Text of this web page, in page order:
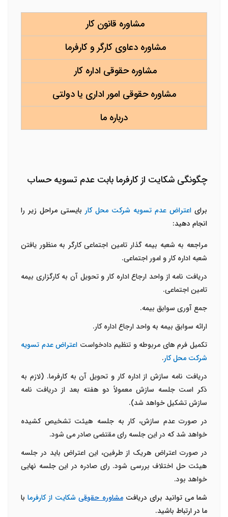
مشاوره قانون کار
مشاوره دعاوی کارگر و کارفرما
مشاوره حقوقی اداره کار
مشاوره حقوقی امور اداری یا دولتی
درباره ما
چگونگی شکایت از کارفرما بابت عدم تسویه حساب
برای اعتراض عدم تسویه شرکت محل کار بایستی مراحل زیر را
انجام دهید:
مراجعه به شعبه بیمه گذار تامین اجتماعی کارگر به منظور یافتن
شعبه اداره کار و امور اجتماعی.
دریافت نامه از واحد ارجاع اداره کار و تحویل آن به کارگزاری بیمه
تامین اجتماعی.
جمع آوری سوابق بیمه.
ارائه سوابق بیمه به واحد ارجاع اداره کار.
تکمیل فرم های مربوطه و تنظیم دادخواست اعتراض عدم تسویه
شرکت محل کار.
دریافت نامه سازش از اداره کار و تحویل آن به کارفرما. (لازم به
ذکر است جلسه سازش معمولاً دو هفته بعد از دریافت نامه
سازش تشکیل خواهد شد).
در صورت عدم سازش، کار به جلسه هیئت تشخیص کشیده
خواهد شد که در این جلسه رای مقتضی صادر می شود.
در صورت اعتراض هریک از طرفین، این اعتراض باید در جلسه
هیئت حل اختلاف بررسی شود. رای صادره در این جلسه نهایی
خواهد بود.
شما می توانید برای دریافتمشاوره حقوقیشکایت از کارفرما با
ما در ارتباط باشید.